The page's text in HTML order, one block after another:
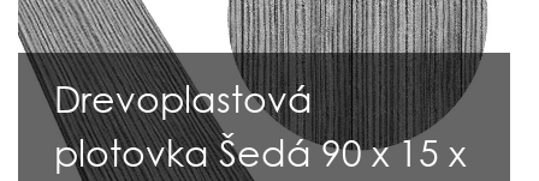
Drevoplastová
plotovka Šedá 90 x 15 x